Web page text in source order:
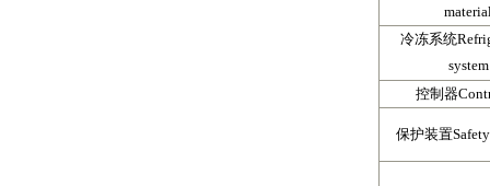
冷冻系统
system
控制器
保护装置